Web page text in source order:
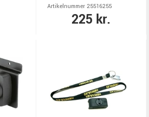
Artikelnummer 25516255
225 kr.